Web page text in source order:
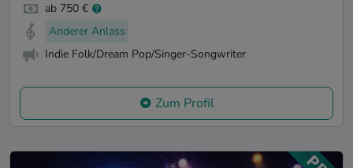
ab 750 €
Anderer Anlass
Indie Folk/Dream Pop/Singer-Songwriter
Zum Profil